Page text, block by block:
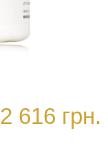
2 616 грн.